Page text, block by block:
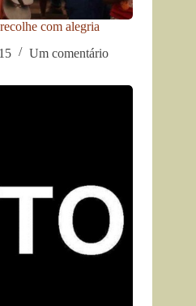
com alegria
Um comentário